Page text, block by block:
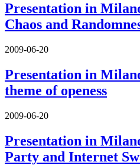
Presentation in
Chaos and
2009-06-20
Presentation in
theme of openess
2009-06-20
Presentation in
Party and Internet